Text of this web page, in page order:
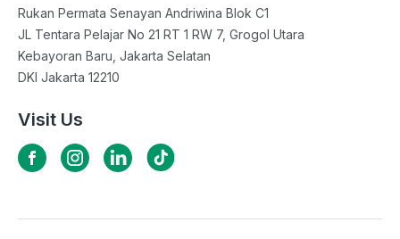
Rukan Permata Senayan Andriwina Blok C1
JL Tentara Pelajar No 21 RT 1 RW 7, Grogol Utara
Kebayoran Baru, Jakarta Selatan
DKI Jakarta 12210
Visit Us